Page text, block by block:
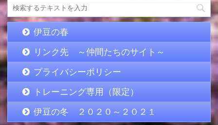
伊豆の春
リンク先 ～仲間たちのサイト～
プライバシーポリシー
トレーニング専用（限定）
伊豆の冬 ２０２０～２０２１